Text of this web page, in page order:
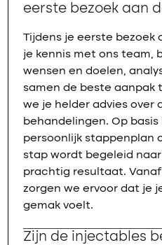
eerste bezoek aan
Tijdens je eerste bezoek
je kennis met ons team,
wensen en doelen,
samen de beste aanpak
we je helder advies over
behandelingen. Op
persoonlijk stappenplan
stap wordt begeleid
prachtig resultaat.
zorgen we ervoor dat je
gemak voelt.
Zijn de injectables